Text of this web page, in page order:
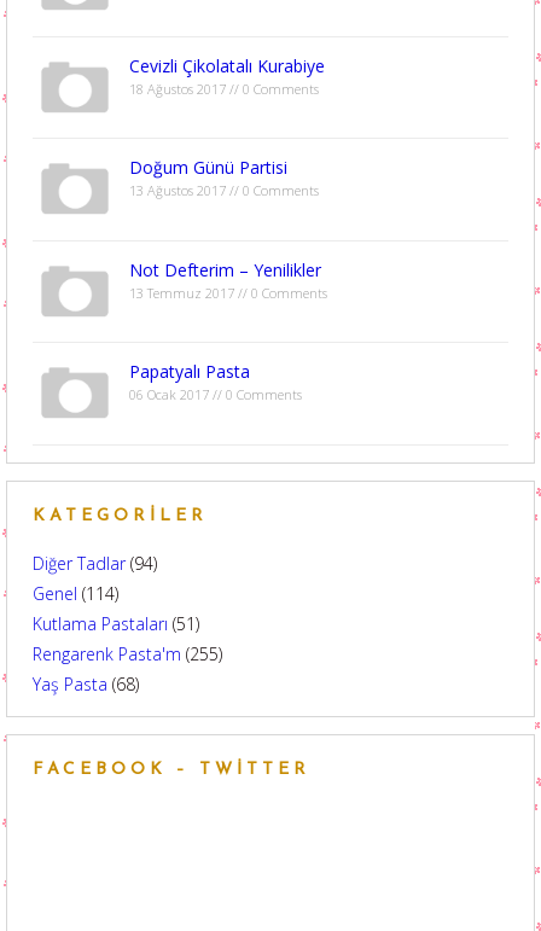
Cevizli Çikolatalı Kurabiye
18 Ağustos 2017 // 0 Comments
Doğum Günü Partisi
13 Ağustos 2017 // 0 Comments
Not Defterim – Yenilikler
13 Temmuz 2017 // 0 Comments
Papatyalı Pasta
06 Ocak 2017 // 0 Comments
KATEGORILER
Diğer Tadlar(94)
Genel (114)
Kutlama Pastaları (51)
Rengarenk Pasta'm (255)
Yaş Pasta (68)
FACEBOOK – TWITTER